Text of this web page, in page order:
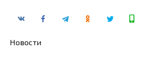
Новости